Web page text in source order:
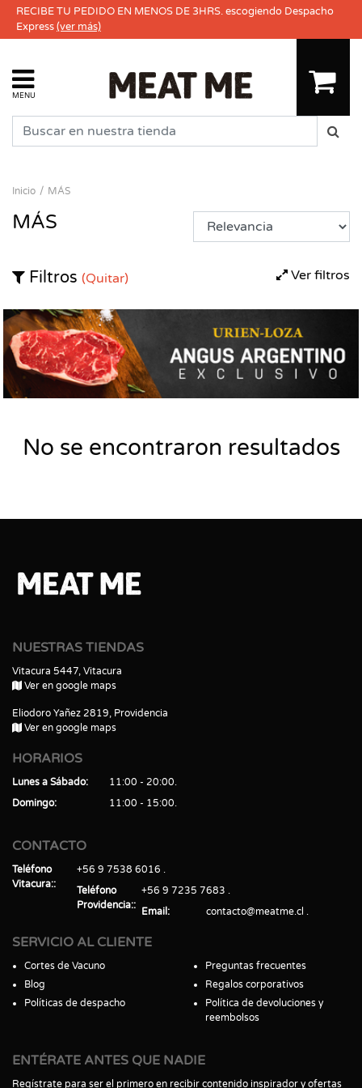
RECIBE TU PEDIDO EN MENOS DE 3HRS. escogiendo Despacho
Express(ver más)
MENU
Inicio MÁS
MÁS
Ver filtros
Filtros (Quitar)
No se encontraron resultados
NUESTRAS TIENDAS
Vitacura 5447, Vitacura
Ver en google maps
Eliodoro Yañez 2819, Providencia
Ver en google maps
HORARIOS
Lunes a Sábado
11:00 - 20:00
Domingo
11:00 - 15:00
CONTACTO
Teléfono
Vitacura:
+56 9 7538 6016
Teléfono
Providencia:
+56 9 7235 7683
Email
contacto@meatme.cl
SERVICIO AL CLIENTE
Cortes de Vacuno
Blog
Políticas de despacho
Preguntas frecuentes
Regalos corporativos
Política de devoluciones y
reembolsos
ENTÉRATE ANTES QUE NADIE
Regístrate para ser el primero en recibir contenido inspirador y ofertas